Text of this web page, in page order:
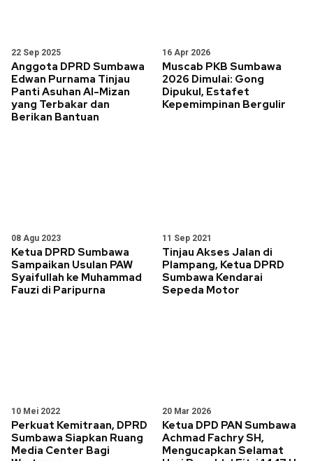
22 Sep 2025
Anggota DPRD Sumbawa
Edwan Purnama Tinjau
Panti Asuhan Al-Mizan
yang Terbakar dan
Berikan Bantuan
16 Apr 2026
Muscab PKB Sumbawa
2026 Dimulai: Gong
Dipukul, Estafet
Kepemimpinan Bergulir
08 Agu 2023
Ketua DPRD Sumbawa
Sampaikan Usulan PAW
Syaifullah ke Muhammad
Fauzi di Paripurna
11 Sep 2021
Tinjau Akses Jalan di
Plampang, Ketua DPRD
Sumbawa Kendarai
Sepeda Motor
10 Mei 2022
Perkuat Kemitraan, DPRD
Sumbawa Siapkan Ruang
Media Center Bagi
20 Mar 2026
Ketua DPD PAN Sumbawa
Achmad Fachry SH,
Mengucapkan Selamat